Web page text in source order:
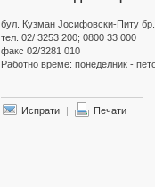
бул. Кузман Jосифовски-Питу
тел. 02/ 3253 200; 0800 33 000
факс 02/3281 010
Работно време: понеделник -
Испрати | Печати